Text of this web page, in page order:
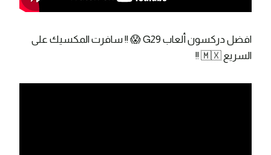
افضل دركسون ألعاب G29 😱 !! سافرت المكسيك على
السريع 🇲🇽 !!